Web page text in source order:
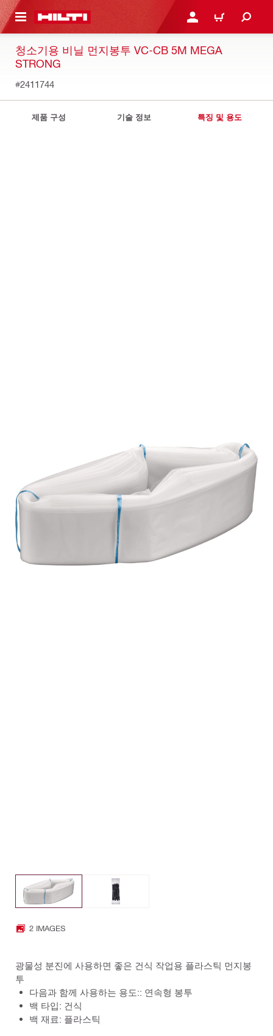
으로 건너뛰기 로그인 또는 회원가입
장바구니
청소기용 비닐 먼지봉투 VC-CB 5M MEGA
STRONG
#2411744
제품 구성 기술 정보 특징 및 용도
2 IMAGES
광물성 분진에 사용하면 좋은 건식 작업용 플라스틱 먼지봉
투
다음과 함께 사용하는 용도:: 연속형 봉투
백 타입: 건식
백 재료: 플라스틱